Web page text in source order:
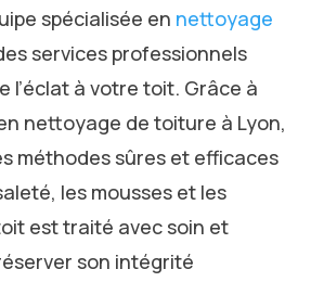
spécialisée en nettoyage
services professionnels
l’éclat à votre toit. Grâce à
nettoyage de toiture à Lyon,
méthodes sûres et efficaces
les mousses et les
est traité avec soin et
son intégrité